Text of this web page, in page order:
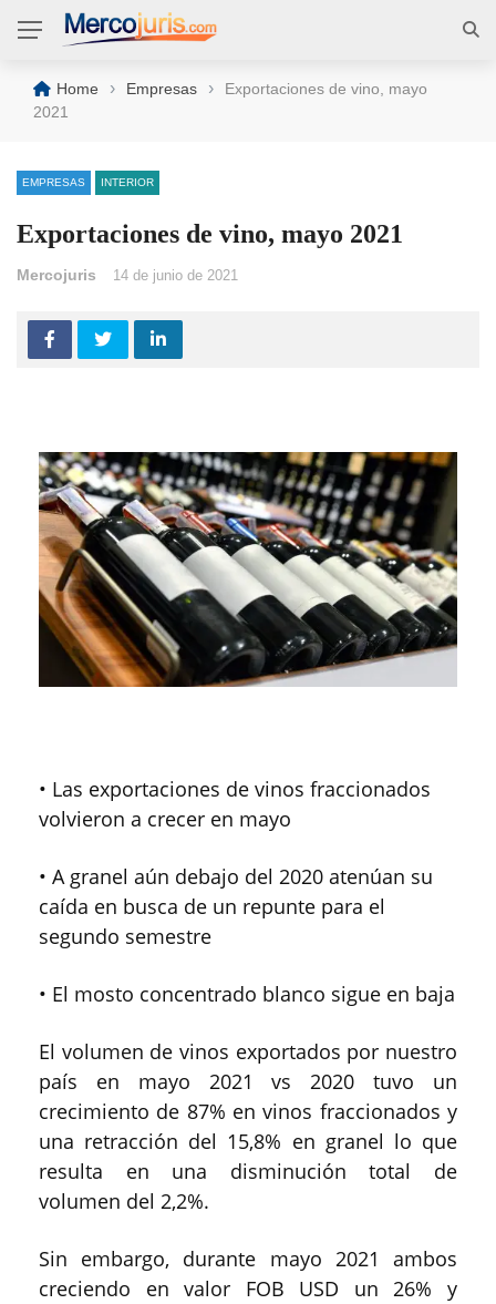
Home › Empresas ›
Exportaciones de vino, mayo
2021
EMPRESAS INTERIOR
Exportaciones de vino, mayo 2021
Mercojuris 14 de junio de 2021
• Las exportaciones de vinos fraccionados
volvieron a crecer en mayo
• A granel aún debajo del 2020 atenúan su
caída en busca de un repunte para el
segundo semestre
• El mosto concentrado blanco sigue en baja
El volumen de vinos exportados por nuestro
país en mayo 2021 vs 2020 tuvo un
crecimiento de 87% en vinos fraccionados y
una retracción del 15,8% en granel lo que
resulta en una disminución total de
volumen del 2,2%.
Sin embargo, durante mayo 2021 ambos
creciendo en valor FOB USD un 26% y